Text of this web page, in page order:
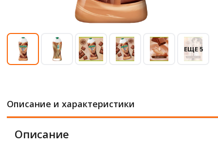
ЕЩЕ 5
Описание и характеристики
Описание